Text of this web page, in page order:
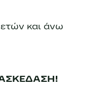
και άνω